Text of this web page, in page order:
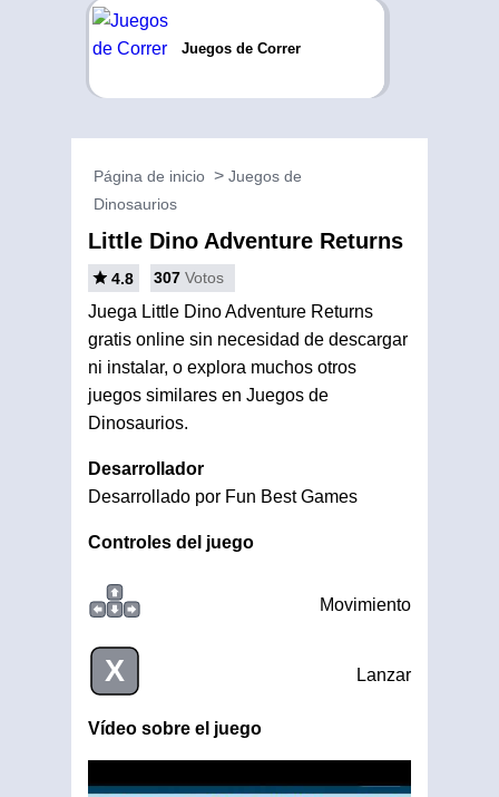
Juegos de Correr
Página de inicio
Juegos de
Dinosaurios
Little Dino Adventure Returns
4.8 307 Votos
Juega Little Dino Adventure Returns
gratis online sin necesidad de descargar
ni instalar, o explora muchos otros
juegos similares en Juegos de
Dinosaurios.
Desarrollador
Desarrollado por Fun Best Games
Controles del juego
Movimiento
X Lanzar
Vídeo sobre el juego